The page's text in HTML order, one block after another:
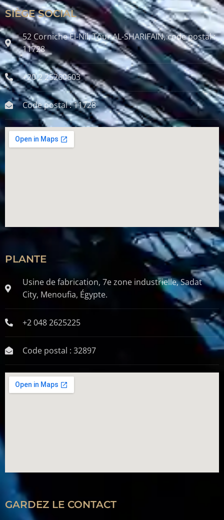
SIÈGE SOCIAL
52 Corniche El-Nil, Tour AL-SHARIFAIN, code postal :
11728
+20 2 25260603
Code postal : 11728
PLANTE
Usine de fabrication, 7e zone industrielle, Sadat
City, Menoufia, Égypte.
+2 048 2625225
Code postal : 32897
GARDEZ LE CONTACT